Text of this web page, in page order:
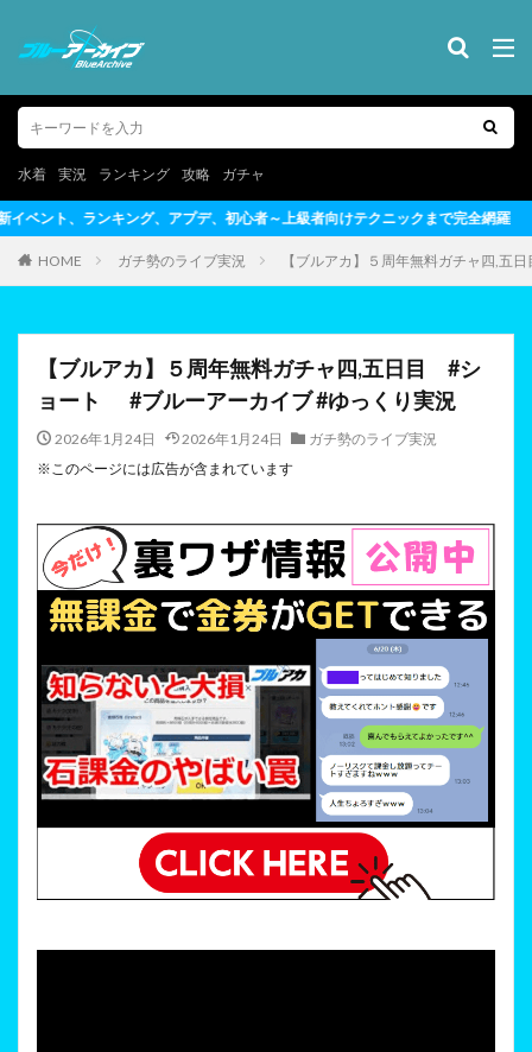
水着 実況 ランキング 攻略 ガチャ
者～上級者向けテクニックまで完全網羅
HOME ガチ勢のライブ実況 【ブルアカ】５周年無料ガチャ四,
【ブルアカ】５周年無料ガチャ四,五日目 #シ
ョート #ブルーアーカイブ #ゆっくり実況
2026年1月24日 2026年1月24日
ガチ勢のライブ実況
※このページには広告が含まれています